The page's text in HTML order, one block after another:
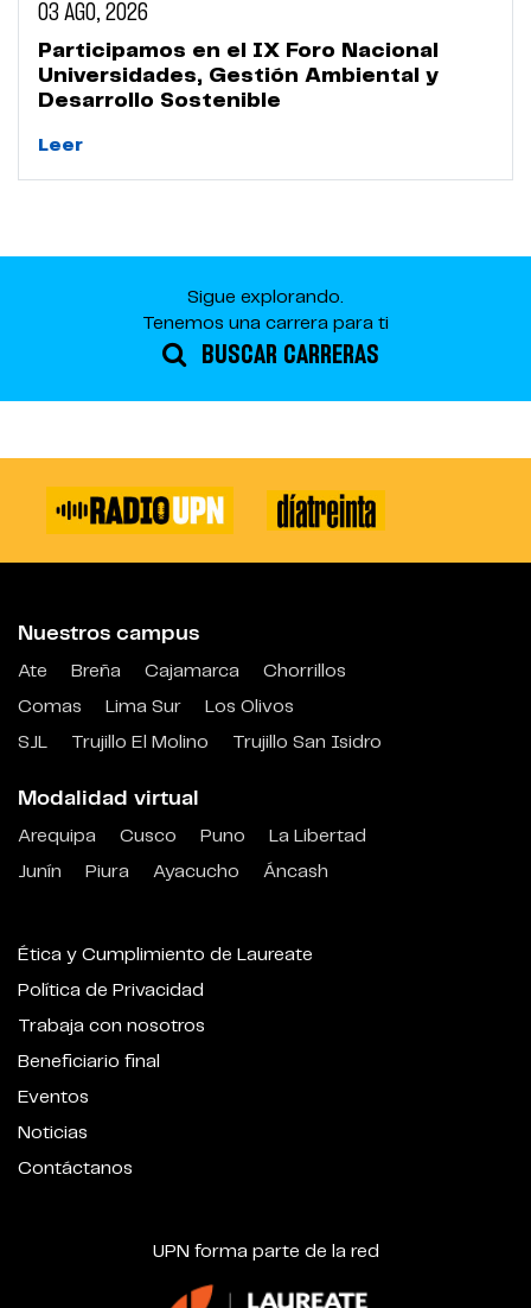
03 AGO, 2026
Participamos en el IX Foro Nacional
Universidades, Gestión Ambiental y
Desarrollo Sostenible
Leer
Sigue explorando.
Tenemos una carrera para ti
BUSCAR CARRERAS
Nuestros campus
Ate Breña Cajamarca
Chorrillos
Comas
Lima Sur
Los Olivos
SJL
Trujillo El Molino Trujillo San Isidro
Modalidad virtual
Arequipa Cusco Puno
La Libertad
Junín
Piura Ayacucho Áncash
Ética y Cumplimiento de Laureate
Política de Privacidad
Trabaja con nosotros
Beneficiario final
Eventos
Noticias
Contáctanos
UPN forma parte de la red